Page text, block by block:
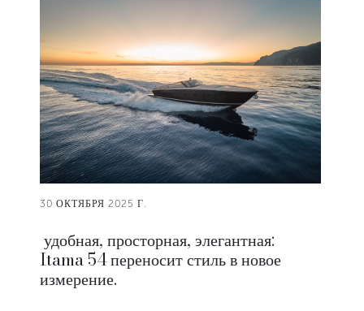
30 ОКТЯБРЯ 2025 Г.
удобная, просторная, элегантная:
Itama 54 переносит стиль в новое
измерение.